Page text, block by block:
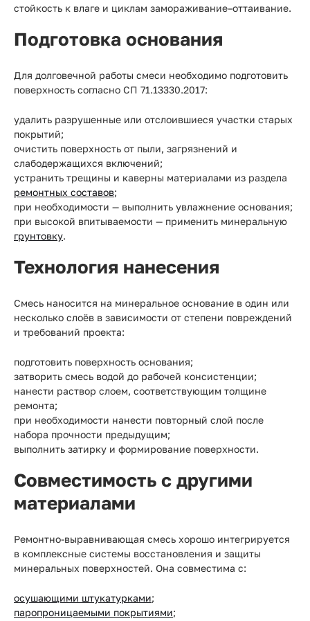
стойкость к влаге и циклам замораживание–оттаивание.
Подготовка основания
Для долговечной работы смеси необходимо подготовить
поверхность согласно СП 71.13330.2017:
удалить разрушенные или отслоившиеся участки старых
покрытий;
очистить поверхность от пыли, загрязнений и
слабодержащихся включений;
устранить трещины и каверны материалами из раздела
ремонтных составов;
при необходимости — выполнить увлажнение основания;
при высокой впитываемости — применить минеральную
грунтовку.
Технология нанесения
Смесь наносится на минеральное основание в один или
несколько слоёв в зависимости от степени повреждений
и требований проекта:
подготовить поверхность основания;
затворить смесь водой до рабочей консистенции;
нанести раствор слоем, соответствующим толщине
ремонта;
при необходимости нанести повторный слой после
набора прочности предыдущим;
выполнить затирку и формирование поверхности.
Совместимость с другими
материалами
Ремонтно-выравнивающая смесь хорошо интегрируется
в комплексные системы восстановления и защиты
минеральных поверхностей. Она совместима с:
осушающими штукатурками;
паропроницаемыми покрытиями;